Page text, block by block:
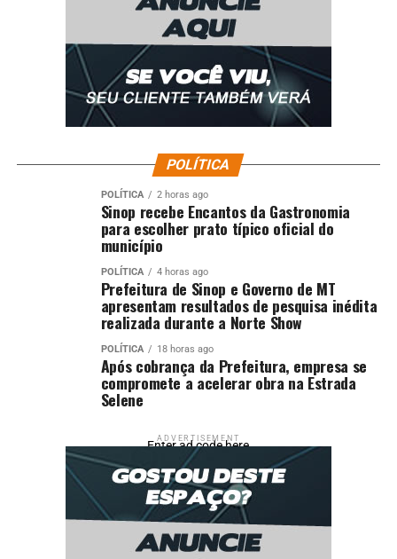
POLÍTICA
POLÍTICA 2 horas ago
Sinop recebe Encantos da Gastronomia
para escolher prato típico oficial do
município
POLÍTICA 4 horas ago
Prefeitura de Sinop e Governo de MT
apresentam resultados de pesquisa inédita
realizada durante a Norte Show
POLÍTICA 18 horas ago
Após cobrança da Prefeitura, empresa se
compromete a acelerar obra na Estrada
Selene
ADVERTISEMENT
Enter ad code here